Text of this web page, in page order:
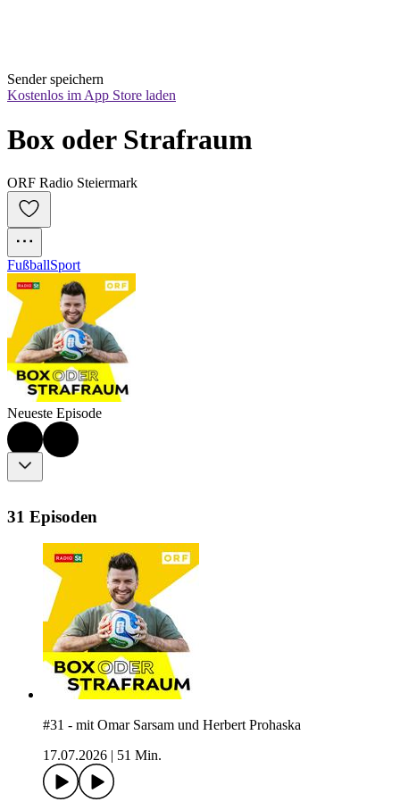
Sender speichern
Kostenlos im App Store laden
Box oder Strafraum
ORF Radio Steiermark
FußballSport
Neueste Episode
31 Episoden
#31 - mit Omar Sarsam und Herbert Prohaska
17.07.2026
51 Min.